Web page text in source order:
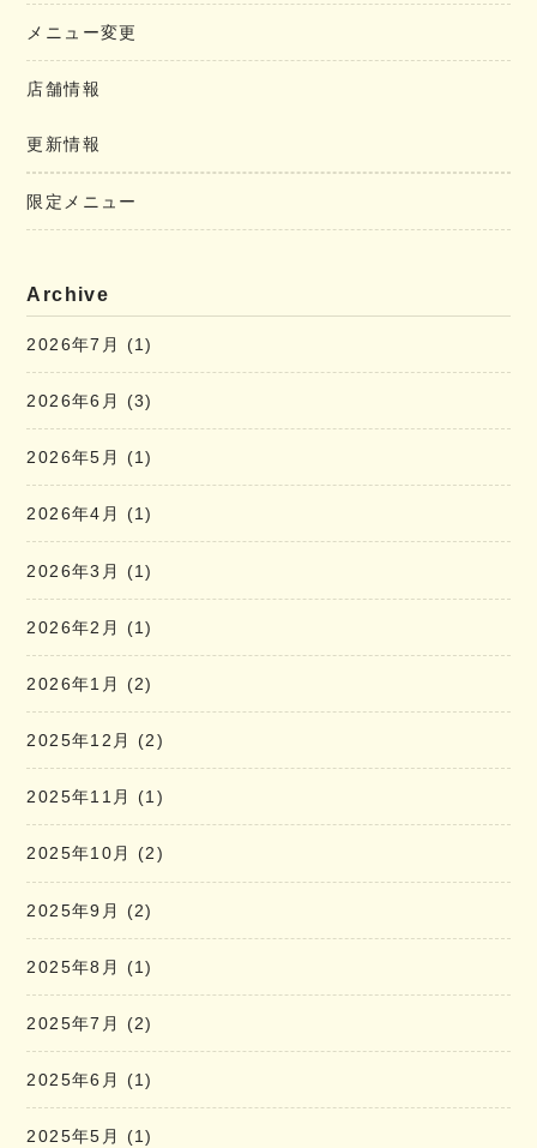
メニュー変更
店舗情報
更新情報
限定メニュー
Archive
2026年7月 (1)
2026年6月 (3)
2026年5月 (1)
2026年4月 (1)
2026年3月 (1)
2026年2月 (1)
2026年1月 (2)
2025年12月 (2)
2025年11月 (1)
2025年10月 (2)
2025年9月 (2)
2025年8月 (1)
2025年7月 (2)
2025年6月 (1)
2025年5月 (1)